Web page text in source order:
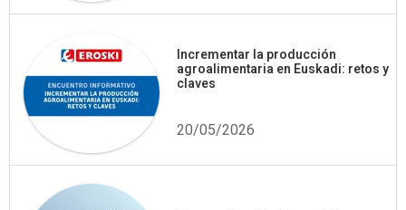
Incrementar la producción
agroalimentaria en Euskadi: retos y
claves
20/05/2026